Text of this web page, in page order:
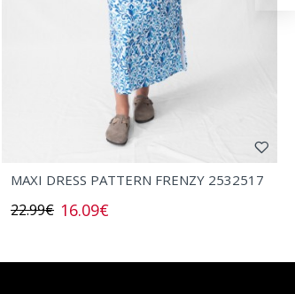
MAXI DRESS PATTERN FRENZY 2532517
16.09€
22.99€